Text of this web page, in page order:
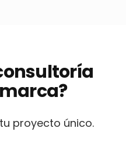
proyecto único.